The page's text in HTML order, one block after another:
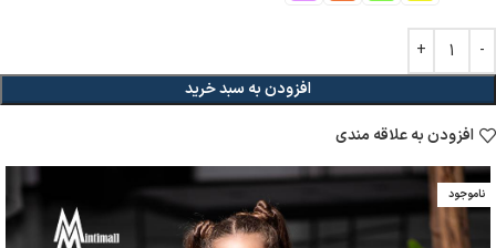
افزودن به سبد خرید
افزودن به علاقه مندی
ناموجود